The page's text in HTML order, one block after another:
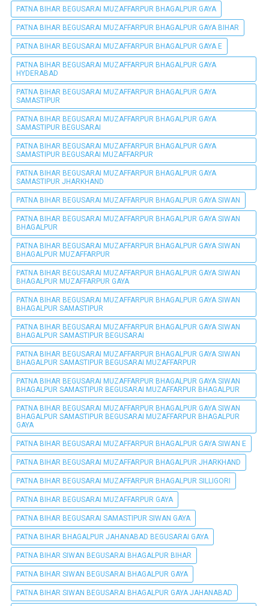
PATNA BIHAR BEGUSARAI MUZAFFARPUR BHAGALPUR GAYA
PATNA BIHAR BEGUSARAI MUZAFFARPUR BHAGALPUR GAYA BIHAR
PATNA BIHAR BEGUSARAI MUZAFFARPUR BHAGALPUR GAYA E
PATNA BIHAR BEGUSARAI MUZAFFARPUR BHAGALPUR GAYA
HYDERABAD
PATNA BIHAR BEGUSARAI MUZAFFARPUR BHAGALPUR GAYA
SAMASTIPUR
PATNA BIHAR BEGUSARAI MUZAFFARPUR BHAGALPUR GAYA
SAMASTIPUR BEGUSARAI
PATNA BIHAR BEGUSARAI MUZAFFARPUR BHAGALPUR GAYA
SAMASTIPUR BEGUSARAI MUZAFFARPUR
PATNA BIHAR BEGUSARAI MUZAFFARPUR BHAGALPUR GAYA
SAMASTIPUR JHARKHAND
PATNA BIHAR BEGUSARAI MUZAFFARPUR BHAGALPUR GAYA SIWAN
PATNA BIHAR BEGUSARAI MUZAFFARPUR BHAGALPUR GAYA SIWAN
BHAGALPUR
PATNA BIHAR BEGUSARAI MUZAFFARPUR BHAGALPUR GAYA SIWAN
BHAGALPUR MUZAFFARPUR
PATNA BIHAR BEGUSARAI MUZAFFARPUR BHAGALPUR GAYA SIWAN
BHAGALPUR MUZAFFARPUR GAYA
PATNA BIHAR BEGUSARAI MUZAFFARPUR BHAGALPUR GAYA SIWAN
BHAGALPUR SAMASTIPUR
PATNA BIHAR BEGUSARAI MUZAFFARPUR BHAGALPUR GAYA SIWAN
BHAGALPUR SAMASTIPUR BEGUSARAI
PATNA BIHAR BEGUSARAI MUZAFFARPUR BHAGALPUR GAYA SIWAN
BHAGALPUR SAMASTIPUR BEGUSARAI MUZAFFARPUR
PATNA BIHAR BEGUSARAI MUZAFFARPUR BHAGALPUR GAYA SIWAN
BHAGALPUR SAMASTIPUR BEGUSARAI MUZAFFARPUR BHAGALPUR
PATNA BIHAR BEGUSARAI MUZAFFARPUR BHAGALPUR GAYA SIWAN
BHAGALPUR SAMASTIPUR BEGUSARAI MUZAFFARPUR BHAGALPUR
GAYA
PATNA BIHAR BEGUSARAI MUZAFFARPUR BHAGALPUR GAYA SIWAN E
PATNA BIHAR BEGUSARAI MUZAFFARPUR BHAGALPUR JHARKHAND
PATNA BIHAR BEGUSARAI MUZAFFARPUR BHAGALPUR SILLIGORI
PATNA BIHAR BEGUSARAI MUZAFFARPUR GAYA
PATNA BIHAR BEGUSARAI SAMASTIPUR SIWAN GAYA
PATNA BIHAR BHAGALPUR JAHANABAD BEGUSARAI GAYA
PATNA BIHAR SIWAN BEGUSARAI BHAGALPUR BIHAR
PATNA BIHAR SIWAN BEGUSARAI BHAGALPUR GAYA
PATNA BIHAR SIWAN BEGUSARAI BHAGALPUR GAYA JAHANABAD